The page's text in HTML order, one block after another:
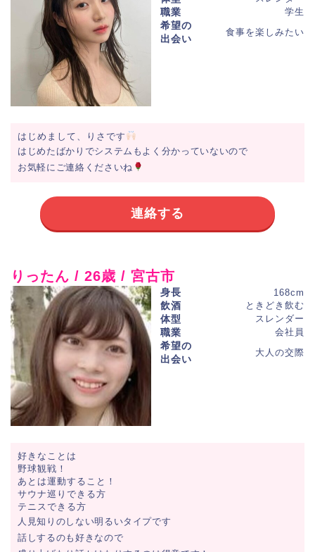
職業 学生
希望の
出会い
食事を楽しみたい
はじめまして、りさです
はじめたばかりでシステムもよく分かっていないので
お気軽にご連絡くださいね
連絡する
りったん / 26歳 / 宮古市
身長 168cm
飲酒 ときどき飲む
体型 スレンダー
職業 会社員
希望の
出会い
大人の交際
好きなことは
野球観戦！
あとは運動すること！
サウナ巡りできる方
テニスできる方
人見知りのしない明るいタイプです
話しするのも好きなので